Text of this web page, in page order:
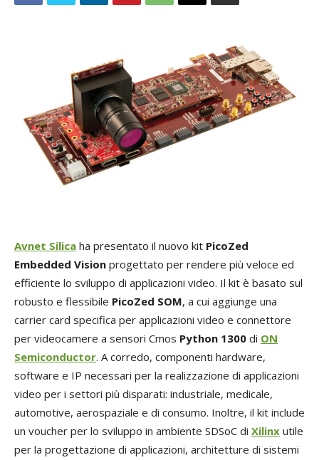
Avnet Silica ha presentato il nuovo kit PicoZed
Embedded Vision progettato per rendere più veloce ed
efficiente lo sviluppo di applicazioni video. Il kit è basato sul
robusto e flessibile PicoZed SOM, a cui aggiunge una
carrier card specifica per applicazioni video e connettore
per videocamere a sensori Cmos Python 1300 di ON
Semiconductor. A corredo, componenti hardware,
software e IP necessari per la realizzazione di applicazioni
video per i settori più disparati: industriale, medicale,
automotive, aerospaziale e di consumo. Inoltre, il kit include
un voucher per lo sviluppo in ambiente SDSoC di Xilinx utile
per la progettazione di applicazioni, architetture di sistemi